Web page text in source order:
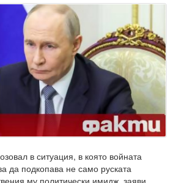
в ситуация, в която войната
да подкопава не само руската